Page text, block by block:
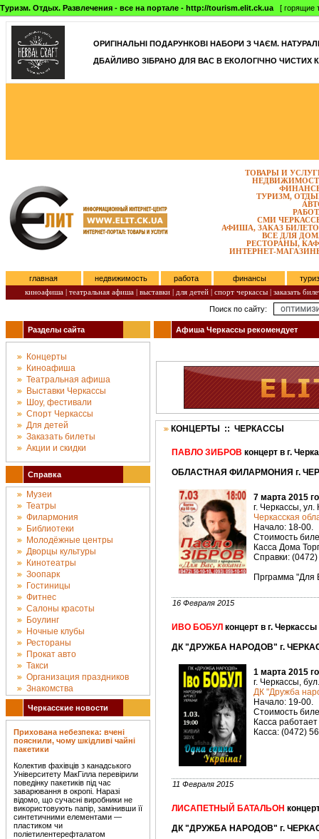
Туризм. Отдых. Развлечения - все на портале - http://tourism.elit.ck.ua [ горящие
ОРИГІНАЛЬНІ ПОДАРУНКОВІ НАБОРИ З ЧАЄМ.
ДБАЙЛИВО ЗІБРАНО ДЛЯ ВАС В ЕКОЛОГІЧНО ЧИСТИХ
ТОВАРЫ И
ТУРИЗМ,
СМИ
АФИША, ЗАКАЗ
ВСЕ ДЛЯ
РЕСТОРАНЫ,
ИНТЕРНЕТ-
главная недвижимость работа финансы
киноафиша | театральная афиша | выставки | для детей | спорт черкассы | заказать
Поиск по сайту:
Разделы сайта
Концерты
Киноафиша
Театральная афиша
Выставки Черкассы
Шоу, фестивали
Спорт Черкассы
Для детей
Заказать билеты
Акции и скидки
Справка
Музеи
Театры
Филармония
Библиотеки
Молодёжные центры
Дворцы культуры
Кинотеатры
Зоопарк
Гостиницы
Фитнес
Салоны красоты
Боулинг
Ночные клубы
Рестораны
Прокат авто
Такси
Организация праздников
Знакомства
Черкасские новости
Прихована небезпека: вчені
пояснили, чому шкідливі чайні
пакетики
Колектив фахівців з канадського
Університету МакГілла перевірили
поведінку пакетиків під час
заварювання в окропі. Наразі
відомо, що сучасні виробники не
використовують папір, замінивши її
синтетичними елементами —
пластиком чи
поліетилентерефталатом
Афиша Черкассы рекомендует
КОНЦЕРТЫ :: ЧЕРКАССЫ
ПАВЛО ЗИБРОВ концерт в г.
ОБЛАСТНАЯ ФИЛАРМОНИЯ г.
7 марта 2015
г. Черкассы,
Черкасская
Начало: 18-00.
Стоимость
Касса Дома
Справки:
Прграмма "Для
16 Февраля 2015
ИВО БОБУЛ концерт в г. Черкассы
ДК "ДРУЖБА НАРОДОВ" г.
1 марта 2015
г. Черкассы,
ДК "Дружба
Начало: 19-00.
Стоимость
Касса
Касса: (0472)
11 Февраля 2015
ЛИСАПЕТНЫЙ БАТАЛЬОН
ДК "ДРУЖБА НАРОДОВ" г.